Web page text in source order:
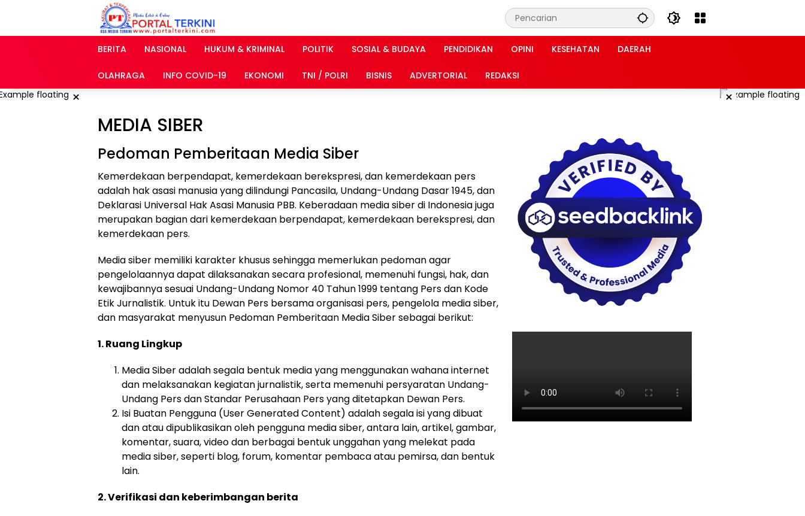
BERITA
NASIONAL HUKUM & KRIMINAL POLITIK SOSIAL & BUDAYA PENDIDIKAN OPINI KESEHATAN DAERAH
OLAHRAGA INFO COVID-19 EKONOMI TNI / POLRI BISNIS ADVERTORIAL REDAKSI
× ×
MEDIA SIBER
Pedoman Pemberitaan Media Siber
Kemerdekaan berpendapat, kemerdekaan berekspresi, dan kemerdekaan pers
adalah hak asasi manusia yang dilindungi Pancasila, Undang-Undang Dasar 1945, dan
Deklarasi Universal Hak Asasi Manusia PBB. Keberadaan media siber di Indonesia juga
merupakan bagian dari kemerdekaan berpendapat, kemerdekaan berekspresi, dan
kemerdekaan pers.
Media siber memiliki karakter khusus sehingga memerlukan pedoman agar
pengelolaannya dapat dilaksanakan secara profesional, memenuhi fungsi, hak, dan
kewajibannya sesuai Undang-Undang Nomor 40 Tahun 1999 tentang Pers dan Kode
Etik Jurnalistik. Untuk itu Dewan Pers bersama organisasi pers, pengelola media siber,
dan masyarakat menyusun Pedoman Pemberitaan Media Siber sebagai berikut:
1. Ruang Lingkup
Media Siber adalah segala bentuk media yang menggunakan wahana internet
dan melaksanakan kegiatan jurnalistik, serta memenuhi persyaratan Undang-
Undang Pers dan Standar Perusahaan Pers yang ditetapkan Dewan Pers.
Isi Buatan Pengguna (User Generated Content) adalah segala isi yang dibuat
dan atau dipublikasikan oleh pengguna media siber, antara lain, artikel, gambar,
komentar, suara, video dan berbagai bentuk unggahan yang melekat pada
media siber, seperti blog, forum, komentar pembaca atau pemirsa, dan bentuk
lain.
2. Verifikasi dan keberimbangan berita